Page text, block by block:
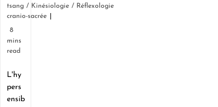
tsang / Kinésiologie / Réflexologie
cranio-sacrée
8
mins
read
L'hy
pers
ensib